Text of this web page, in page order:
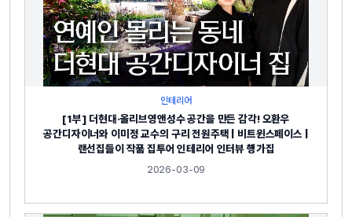
인테리어
[1부] 더현대·올리브영앤성수 공간을 만든 감각! 오환우
공간디자이너와 이미정 교수의 구리 전원주택 | 비트윈스페이스 |
랜선집들이 작품 집투어 인테리어 인터뷰 행가집
2026-03-09